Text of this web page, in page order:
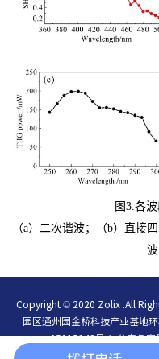
图3.各
（a）二次谐波；（b）直接
Copyright © 2020 Zolix .All
园区通州园金桥科技产业基地
05015148号-1 公安备案
简